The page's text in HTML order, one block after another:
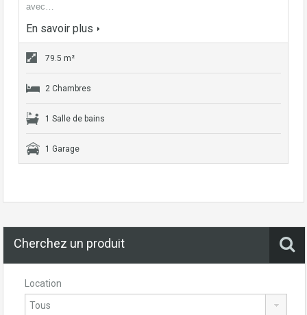
avec…
En savoir plus
79.5 m²
2 Chambres
1 Salle de bains
1 Garage
Cherchez un produit
Location